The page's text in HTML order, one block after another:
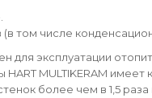
(в том числе
для эксплуатации
MULTIKERAM
более чем в 1,5